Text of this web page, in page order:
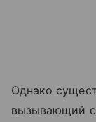
Однако
вызывающий